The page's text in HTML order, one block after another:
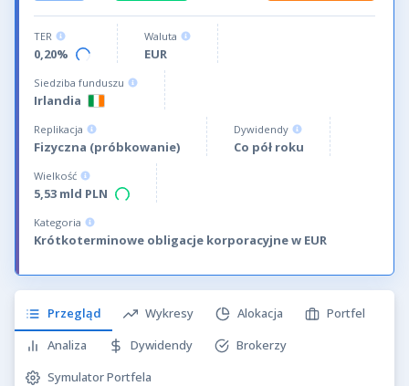
TER
0,20%
Waluta
EUR
Siedziba funduszu
Irlandia
Replikacja
Fizyczna (próbkowanie)
Dywidendy
Co pół roku
Wielkość
5,53 mld PLN
Kategoria
Krótkoterminowe obligacje korporacyjne w EUR
Przegląd Wykresy Alokacja
Portfel
Analiza
Dywidendy
Brokerzy
Symulator Portfela